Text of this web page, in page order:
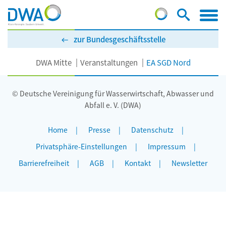
zur Bundesgeschäftsstelle
DWA Mitte Veranstaltungen EA SGD Nord
© Deutsche Vereinigung für Wasserwirtschaft, Abwasser und
Abfall e. V. (DWA)
Home Presse
Datenschutz
Privatsphäre-Einstellungen
Impressum
Barrierefreiheit
AGB Kontakt Newsletter